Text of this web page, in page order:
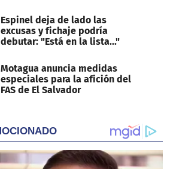
Espinel deja de lado las
excusas y fichaje podría
debutar: "Está en la lista..."
Motagua anuncia medidas
especiales para la afición del
FAS de El Salvador